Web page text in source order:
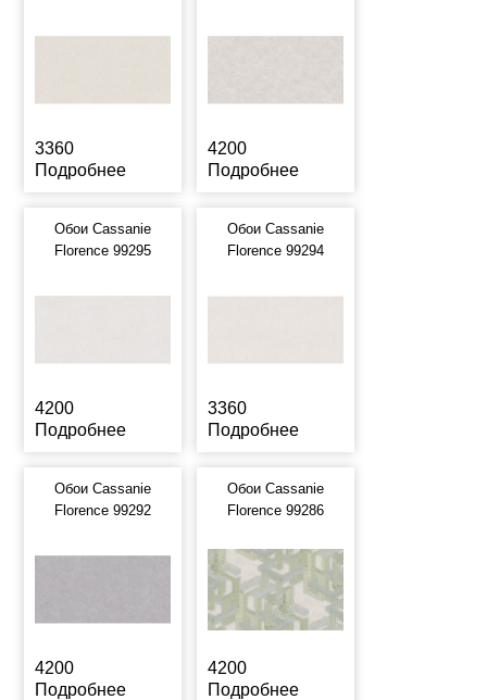
3360
Подробнее
4200
Подробнее
Обои Cassanie
Florence 99295
4200
Подробнее
Обои Cassanie
Florence 99294
3360
Подробнее
Обои Cassanie
Florence 99292
4200
Подробнее
Обои Cassanie
Florence 99286
4200
Подробнее